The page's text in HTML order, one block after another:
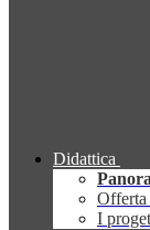
Didattica
Offerta
I